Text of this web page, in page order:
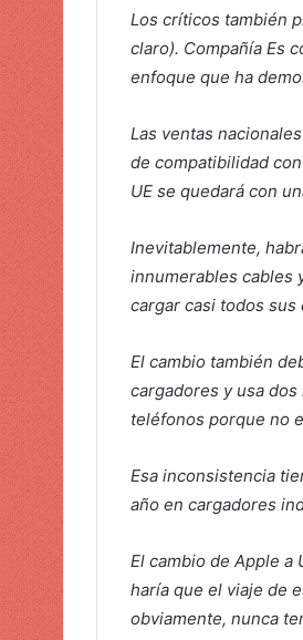
Los críticos también
claro). Compañía Es
enfoque que ha
Las ventas
de compatibilidad
UE se quedará con
Inevitablemente,
innumerables cables
cargar casi todos
El cambio también
cargadores y usa
teléfonos porque no
Esa inconsistencia
año en cargadores
El cambio de Apple a
haría que el viaje de
obviamente, nunca